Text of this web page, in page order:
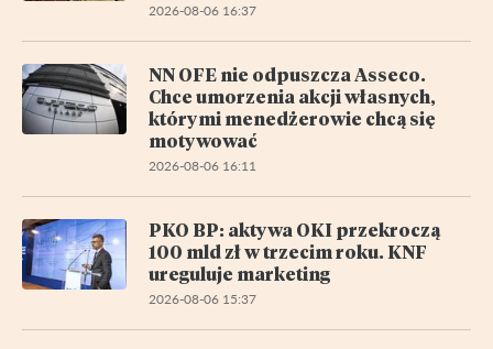
2026-08-06 16:37
NN OFE nie odpuszcza Asseco.
Chce umorzenia akcji własnych,
którymi menedżerowie chcą się
motywować
2026-08-06 16:11
PKO BP: aktywa OKI przekroczą
100 mld zł w trzecim roku. KNF
ureguluje marketing
2026-08-06 15:37